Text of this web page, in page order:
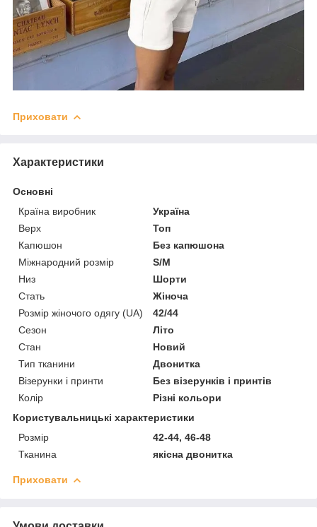
Приховати
Характеристики
Основні
Країна виробник
Україна
Верх
Топ
Капюшон
Без капюшона
Міжнародний розмір
S/M
Низ
Шорти
Стать
Жіноча
Розмір жіночого одягу (UA)
42/44
Сезон
Літо
Стан
Новий
Тип тканини
Двонитка
Візерунки і принти
Без візерунків і принтів
Колір
Різні кольори
Користувальницькі характеристики
Розмір
42-44, 46-48
Тканина
якісна двонитка
Приховати